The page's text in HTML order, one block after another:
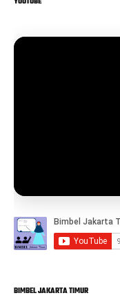
BIMBEL JAKARTA TIMUR